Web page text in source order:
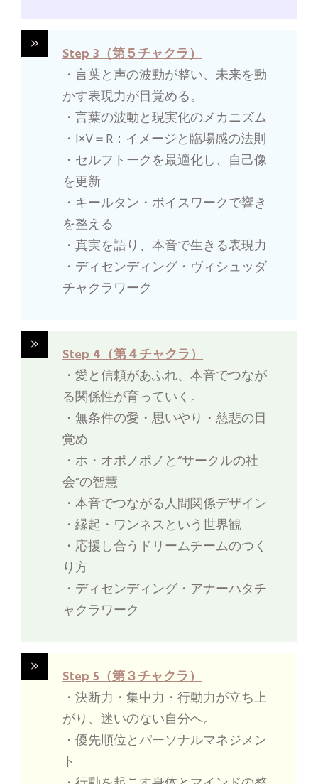
Step 3（第５チャクラ）
・言葉と声の波動が整い、未来を動
かす表現力が目覚める。
・言葉の波動と現実化のメカニズム
・I×V＝R：イメージと臨場感の法則
・セルフトークを最適化し、自己像
を更新
・キールタン・ボイスワークで響き
を整える
・真実を語り、本音で生きる表現力
・ディセンディング・ヴィシュッダ
チャクラワーク
Step 4（第４チャクラ）
・愛と信頼があふれ、本音でつなが
る関係性が育っていく。
・無条件の愛・思いやり・慈悲の目
覚め
・ホ・オポノポノと“サークルの社
会”の智慧
・本音でつながる人間関係デザイン
・縁起・ワンネスという世界観
・応援し合うドリームチームのつく
り方
・ディセンディング・アナーハタチ
ャクラワーク
Step 5（第３チャクラ）
・決断力・集中力・行動力が立ち上
がり、迷いのない自分へ。
・優先順位とパーソナルマネジメン
ト